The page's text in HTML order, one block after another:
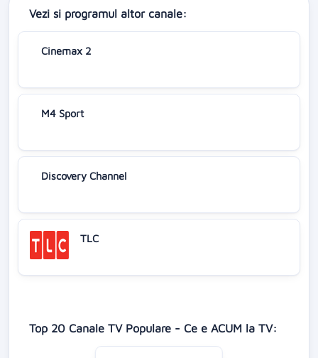
Vezi si programul altor canale:
Cinemax 2
M4 Sport
Discovery Channel
TLC
Top 20 Canale TV Populare - Ce e ACUM la TV: